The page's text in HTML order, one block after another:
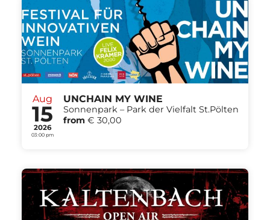
Aug
15
2026
03:00 pm
UNCHAIN MY WINE
Sonnenpark – Park der Vielfalt St.Pölten
from € 30,00